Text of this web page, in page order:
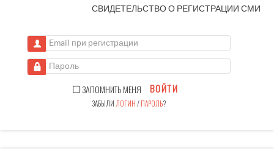
СВИДЕТЕЛЬСТВО О РЕГИСТРАЦИИСМИ
Email при регистрации
Пароль
ЗАПОМНИТЬ МЕНЯ ВОЙТИ
ЗАБЫЛИ ЛОГИН/ПАРОЛЬ?